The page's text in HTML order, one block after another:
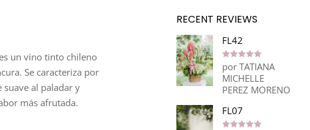
es un vino tinto chileno
Se caracteriza por
al paladar y
más afrutada.
RECENT REVIEWS
FL42
Valorado en
5
por TATIANA
MICHELLE
PEREZ MORENO
FL07